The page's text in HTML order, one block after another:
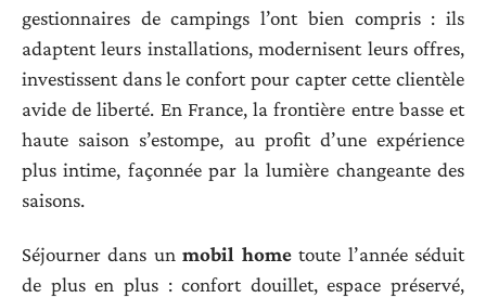
gestionnaires de campings l’ont bien compris : ils
adaptent leurs installations, modernisent leurs offres,
investissent dans le confort pour capter cette clientèle
avide de liberté. En France, la frontière entre basse et
haute saison s’estompe, au profit d’une expérience
plus intime, façonnée par la lumière changeante des
saisons.
Séjourner dans unmobil hometoute l’année séduit
de plus en plus : confort douillet, espace préservé,